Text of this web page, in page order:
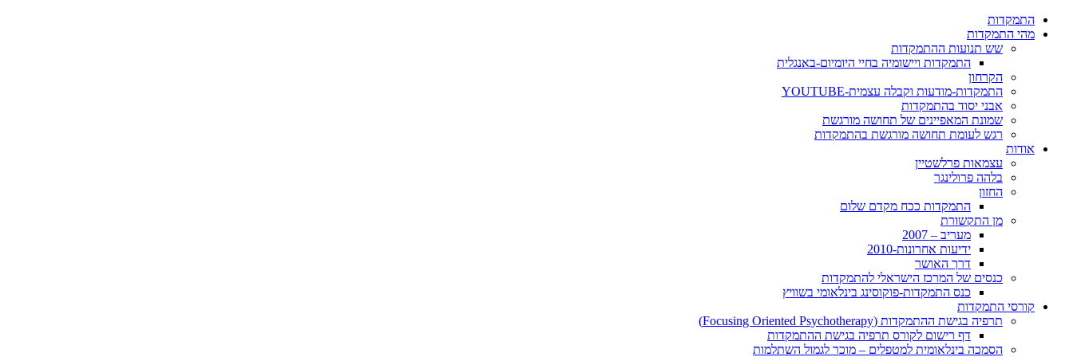
התמקדות
מהי התמקדות
שש תנועות ההתמקדות
התמקדות ויישומיה בחיי היומיום-באנגלית
הקרחון
התמקדות-מודעות וקבלה עצמית-YOUTUBE
אבני יסוד בהתמקדות
שמונת המאפיינים של תחושה מורגשת
רגש לעומת תחושה מורגשת בהתמקדות
אודות
עצמאות פרלשטיין
בלהה פרולינגר
החזון
התמקדות ככח מקדם שלום
מן התקשורת
מעריב – 2007
ידיעות אחרונות-2010
דרך האושר
כנסים של המרכז הישראלי להתמקדות
כנס התמקדות-פוקוסינג בינלאומי בשוויץ
קורסי התמקדות
תרפיה בגישת ההתמקדות (Focusing Oriented Psychotherapy)
דף רישום לקורס תרפיה בגישת ההתמקדות
הסמכה בינלאומית למטפלים – מוכר לגמול השתלמות